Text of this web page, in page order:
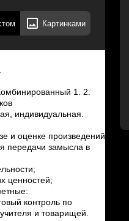
Картинками
1. 2.
индивидуальная.
оценке произведений;
передачи замысла в
ценностей;
контроль по
и товарищей.